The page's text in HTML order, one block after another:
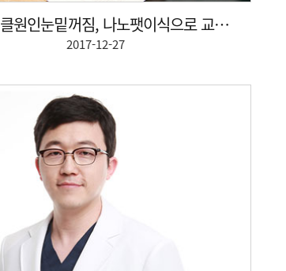
다크서클원인눈밑꺼짐, 나노팻이식으로 교정치료가능
2017-12-27